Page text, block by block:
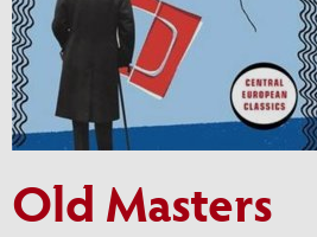
Old Masters